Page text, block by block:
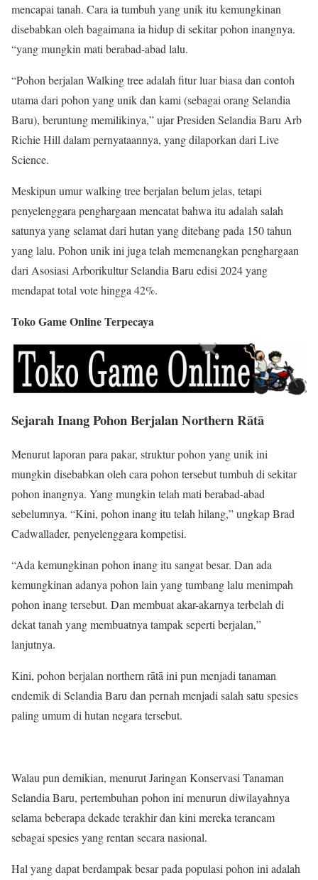
mencapai tanah. Cara ia tumbuh yang unik itu kemungkinan
disebabkan oleh bagaimana ia hidup di sekitar pohon inangnya.
“yang mungkin mati berabad-abad lalu.
“Pohon berjalan Walking tree adalah fitur luar biasa dan contoh
utama dari pohon yang unik dan kami (sebagai orang Selandia
Baru), beruntung memilikinya,” ujar Presiden Selandia Baru Arb
Richie Hill dalam pernyataannya, yang dilaporkan dari Live
Science.
Meskipun umur walking tree berjalan belum jelas, tetapi
penyelenggara penghargaan mencatat bahwa itu adalah salah
satunya yang selamat dari hutan yang ditebang pada 150 tahun
yang lalu. Pohon unik ini juga telah memenangkan penghargaan
dari Asosiasi Arborikultur Selandia Baru edisi 2024 yang
mendapat total vote hingga 42%.
Toko Game Online Terpecaya
Sejarah Inang Pohon Berjalan Northern Rātā
Menurut laporan para pakar, struktur pohon yang unik ini
mungkin disebabkan oleh cara pohon tersebut tumbuh di sekitar
pohon inangnya. Yang mungkin telah mati berabad-abad
sebelumnya. “Kini, pohon inang itu telah hilang,” ungkap Brad
Cadwallader, penyelenggara kompetisi.
“Ada kemungkinan pohon inang itu sangat besar. Dan ada
kemungkinan adanya pohon lain yang tumbang lalu menimpah
pohon inang tersebut. Dan membuat akar-akarnya terbelah di
dekat tanah yang membuatnya tampak seperti berjalan,”
lanjutnya.
Kini, pohon berjalan northern rātā ini pun menjadi tanaman
endemik di Selandia Baru dan pernah menjadi salah satu spesies
paling umum di hutan negara tersebut.
Walau pun demikian, menurut Jaringan Konservasi Tanaman
Selandia Baru, pertembuhan pohon ini menurun diwilayahnya
selama beberapa dekade terakhir dan kini mereka terancam
sebagai spesies yang rentan secara nasional.
Hal yang dapat berdampak besar pada populasi pohon ini adalah